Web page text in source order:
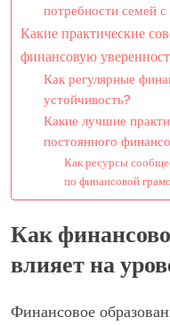
потребности семей
Какие практические
финансовую
Как регулярные
устойчивость?
Какие лучшие
постоянного
Как ресурсы
по финансовой
Как
влияет на
Финансовое